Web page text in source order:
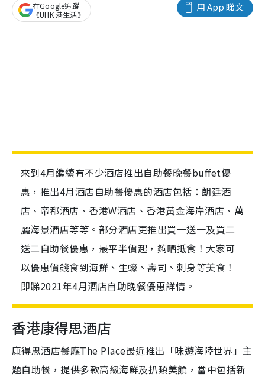
用 App 睇文
在Google追蹤
《UHK 港生活》
來到4月繼續有不少酒店推出自助餐晚餐buffet優
惠，推出4月酒店自助餐優惠的酒店包括：朗廷酒
店、帝都酒店、香港W酒店、香港黃金海岸酒店、萬
麗海景酒店等等。部分酒店更推出買一送一及買二
送二自助餐優惠，最平半價起，夠晒抵食！大家可
以優惠價錢食到海鮮、生蠔、壽司、刺身等美食！
即睇2021年4月酒店自助晚餐優惠詳情。
香港康得思酒店
康得思酒店餐廳The Place最近推出「味遊海陸世界」主
題自助餐，提供多款高級海鮮及扒類美饌，當中包括新